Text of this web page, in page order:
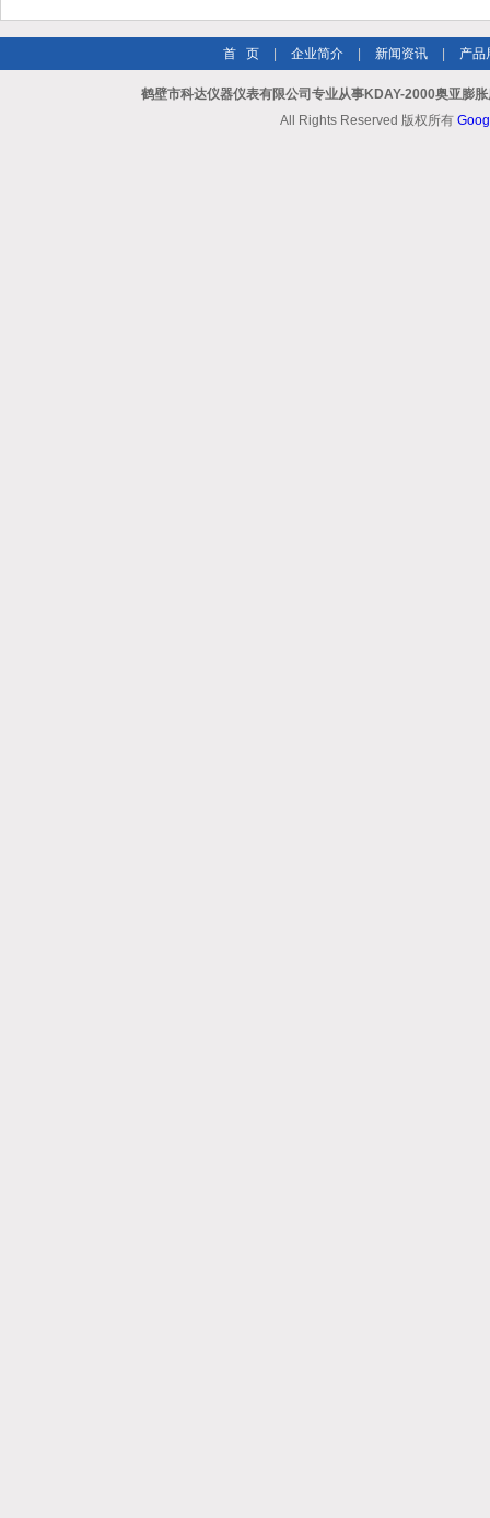
首 页 企业简介 新闻资讯 产品
鹤壁市科达仪器仪表有限公司专业从事KDAY-2000奥亚膨
All Rights Reserved 版权所有